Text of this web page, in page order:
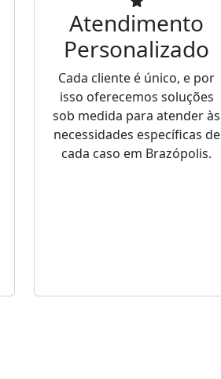
Atendimento
Personalizado
Cada cliente é único, e por
isso oferecemos soluções
sob medida para atender às
necessidades específicas de
cada caso em Brazópolis.